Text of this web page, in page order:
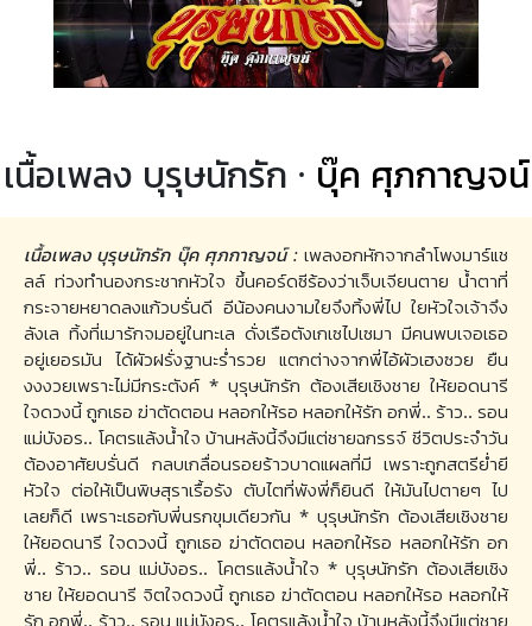
เนื้อเพลง บุรุษนักรัก · บุ๊ค ศุภกาญจน์
เนื้อเพลง บุรุษนักรัก บุ๊ค ศุภกาญจน์ : เพลงอกหักจากลำโพงมาร์แช
ลล์ ท่วงทำนองกระชากหัวใจ ขึ้นคอร์ดซีร้องว่าเจ็บเจียนตาย น้ำตาที่
กระจายหยาดลงแก้วบรั่นดี อีน้องคนงามใยจึงทิ้งพี่ไป ใยหัวใจเจ้าจึง
ลังเล ทิ้งที่เมารักจมอยู่ในทะเล ดั่งเรือตังเกเซไปเซมา มีคนพบเจอเธอ
อยู่เยอรมัน ได้ผัวฝรั่งฐานะร่ำรวย แตกต่างจากพี่ไอ้ผัวเฮงซวย ยืน
งงงวยเพราะไม่มีกระตังค์ * บุรุษนักรัก ต้องเสียเชิงชาย ให้ยอดนารี
ใจดวงนี้ ถูกเธอ ฆ่าตัดตอน หลอกให้รอ หลอกให้รัก อกพี่.. ร้าว.. รอน
แม่บังอร.. โคตรแล้งน้ำใจ บ้านหลังนี้จึงมีแต่ชายฉกรรจ์ ชีวิตประจำวัน
ต้องอาศัยบรั่นดี กลบเกลื่อนรอยร้าวบาดแผลที่มี เพราะถูกสตรีย่ำยี
หัวใจ ต่อให้เป็นพิษสุราเรื้อรัง ตับไตที่พังพี่ก็ยินดี ให้มันไปตายๆ ไป
เลยก็ดี เพราะเธอกับพี่นรกขุมเดียวกัน * บุรุษนักรัก ต้องเสียเชิงชาย
ให้ยอดนารี ใจดวงนี้ ถูกเธอ ฆ่าตัดตอน หลอกให้รอ หลอกให้รัก อก
พี่.. ร้าว.. รอน แม่บังอร.. โคตรแล้งน้ำใจ * บุรุษนักรัก ต้องเสียเชิง
ชาย ให้ยอดนารี จิตใจดวงนี้ ถูกเธอ ฆ่าตัดตอน หลอกให้รอ หลอกให้
รัก อกพี่.. ร้าว.. รอน แม่บังอร.. โคตรแล้งน้ำใจ บ้านหลังนี้จึงมีแต่ชาย